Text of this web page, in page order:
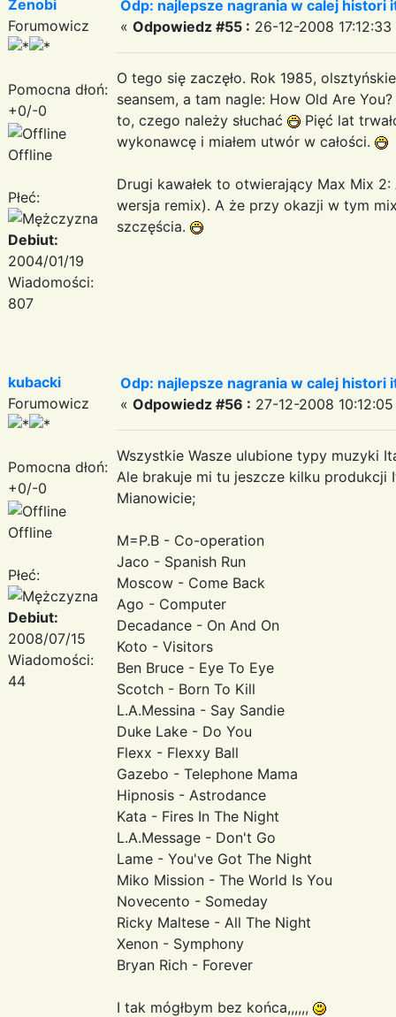
Zenobi
Forumowicz
Pomocna dłoń:
+0/-0
Offline
Płeć:
Debiut:
2004/01/19
Wiadomości:
807
Odp: najlepsze nagrania w calej histori
« Odpowiedz #55 : 26-12-2008 17:12:33
O tego się zaczęło. Rok 1985,
seansem, a tam nagle: How Old Are
to, czego należy słuchać
Pięć lat
wykonawcę i miałem utwór w całości.
Drugi kawałek to otwierający Max Mix
wersja remix). A że przy okazji w tym
szczęścia.
kubacki
Forumowicz
Pomocna dłoń:
+0/-0
Offline
Płeć:
Debiut:
2008/07/15
Wiadomości:
44
Odp: najlepsze nagrania w calej histori
« Odpowiedz #56 : 27-12-2008
Wszystkie Wasze ulubione typy muzyki
Ale brakuje mi tu jeszcze kilku produkcji
Mianowicie;
M=P.B - Co-operation
Jaco - Spanish Run
Moscow - Come Back
Ago - Computer
Decadance - On And On
Koto - Visitors
Ben Bruce - Eye To Eye
Scotch - Born To Kill
L.A.Messina - Say Sandie
Duke Lake - Do You
Flexx - Flexxy Ball
Gazebo - Telephone Mama
Hipnosis - Astrodance
Kata - Fires In The Night
L.A.Message - Don't Go
Lame - You've Got The Night
Miko Mission - The World Is You
Novecento - Someday
Ricky Maltese - All The Night
Xenon - Symphony
Bryan Rich - Forever
I tak mógłbym bez końca,,,,,,